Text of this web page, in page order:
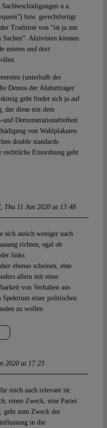
u.a.
bzw. gerechtfertigt
Tradition von “ist ja nur
Aktivisten können
mieten und dort
(unterhalb der
Demos der Aluhutträger
geht findet sich ja auf
der diese mit dem
und Demonstrationsfreiheit
von Wahlplakaten
double standards
rechtliche Einordnung geht
Thu 11 Jun 2020 at 13:48
sich ansich weniger nach
richten, egal ob
links.
ebenso scheinen, eine
allein mit einer
von Verhalten aus
Spektrum einer politischen
zu wollen.
2020 at 17:23
mich auch relevant ist:
einen Zweck, eine Partei
geht zum Zweck der
in die